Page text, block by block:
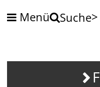
Menü Suche